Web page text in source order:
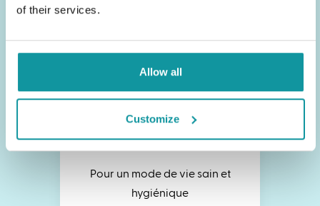
of their services.
Allow all
Customize
Pour un mode de vie sain et
hygiénique